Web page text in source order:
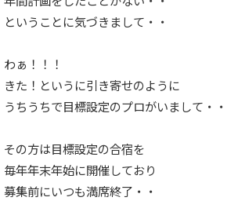
ということに気づきまして・・
わぁ！！！
きた！というに引き寄せのように
うちうちで目標設定のプロがいまして・・
その方は目標設定の合宿を
毎年年末年始に開催しており
募集前にいつも満席終了・・